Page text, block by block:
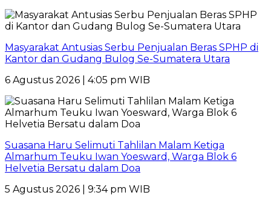
Masyarakat Antusias Serbu Penjualan Beras SPHP di
Kantor dan Gudang Bulog Se-Sumatera Utara
6 Agustus 2026 | 4:05 pm WIB
Suasana Haru Selimuti Tahlilan Malam Ketiga
Almarhum Teuku Iwan Yoesward, Warga Blok 6
Helvetia Bersatu dalam Doa
5 Agustus 2026 | 9:34 pm WIB